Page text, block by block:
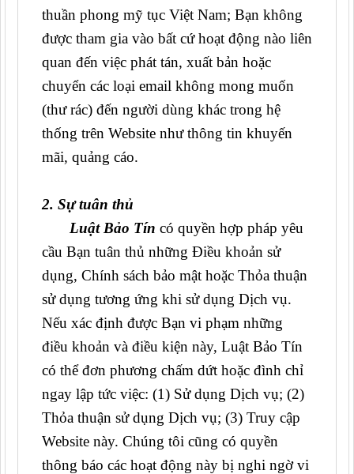
thuần phong mỹ tục Việt Nam; Bạn không
được tham gia vào bất cứ hoạt động nào liên
quan đến việc phát tán, xuất bản hoặc
chuyển các loại email không mong muốn
(thư rác) đến người dùng khác trong hệ
thống trên Website như thông tin khuyến
mãi, quảng cáo.
2. Sự tuân thủ
Luật Bảo Tín có quyền hợp pháp yêu
cầu Bạn tuân thủ những Điều khoản sử
dụng, Chính sách bảo mật hoặc Thỏa thuận
sử dụng tương ứng khi sử dụng Dịch vụ.
Nếu xác định được Bạn vi phạm những
điều khoản và điều kiện này, Luật Bảo Tín
có thể đơn phương chấm dứt hoặc đình chỉ
ngay lập tức việc: (1) Sử dụng Dịch vụ; (2)
Thỏa thuận sử dụng Dịch vụ; (3) Truy cập
Website này. Chúng tôi cũng có quyền
thông báo các hoạt động này bị nghi ngờ vi